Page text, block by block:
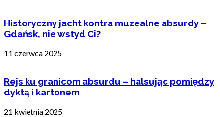
Historyczny jacht kontra muzealne absurdy –
Gdańsk, nie wstyd Ci?
11 czerwca 2025
Rejs ku granicom absurdu – halsując pomiędzy
dyktą i kartonem
21 kwietnia 2025